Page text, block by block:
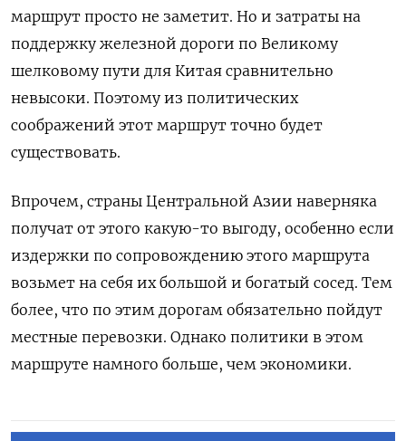
маршрут просто не заметит. Но и затраты на
поддержку железной дороги по Великому
шелковому пути для Китая сравнительно
невысоки. Поэтому из политических
соображений этот маршрут точно будет
существовать.
Впрочем, страны Центральной Азии наверняка
получат от этого какую-то выгоду, особенно если
издержки по сопровождению этого маршрута
возьмет на себя их большой и богатый сосед. Тем
более, что по этим дорогам обязательно пойдут
местные перевозки. Однако политики в этом
маршруте намного больше, чем экономики.